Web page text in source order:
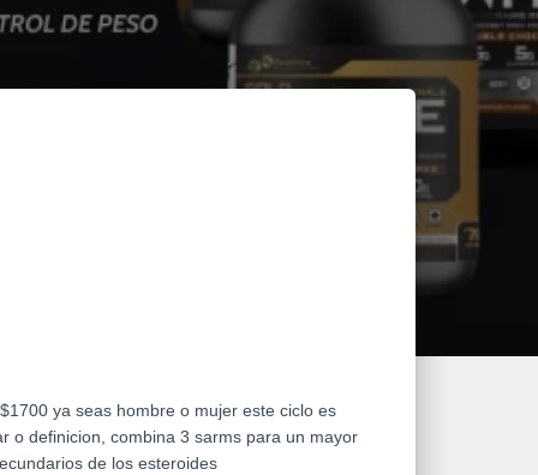
ya seas hombre o mujer este ciclo es
o definicion, combina 3 sarms para un mayor
de los esteroides